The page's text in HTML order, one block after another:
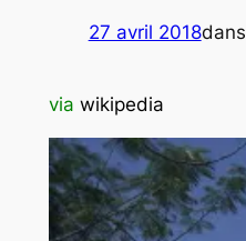
27 avril 2018dans
via wikipedia